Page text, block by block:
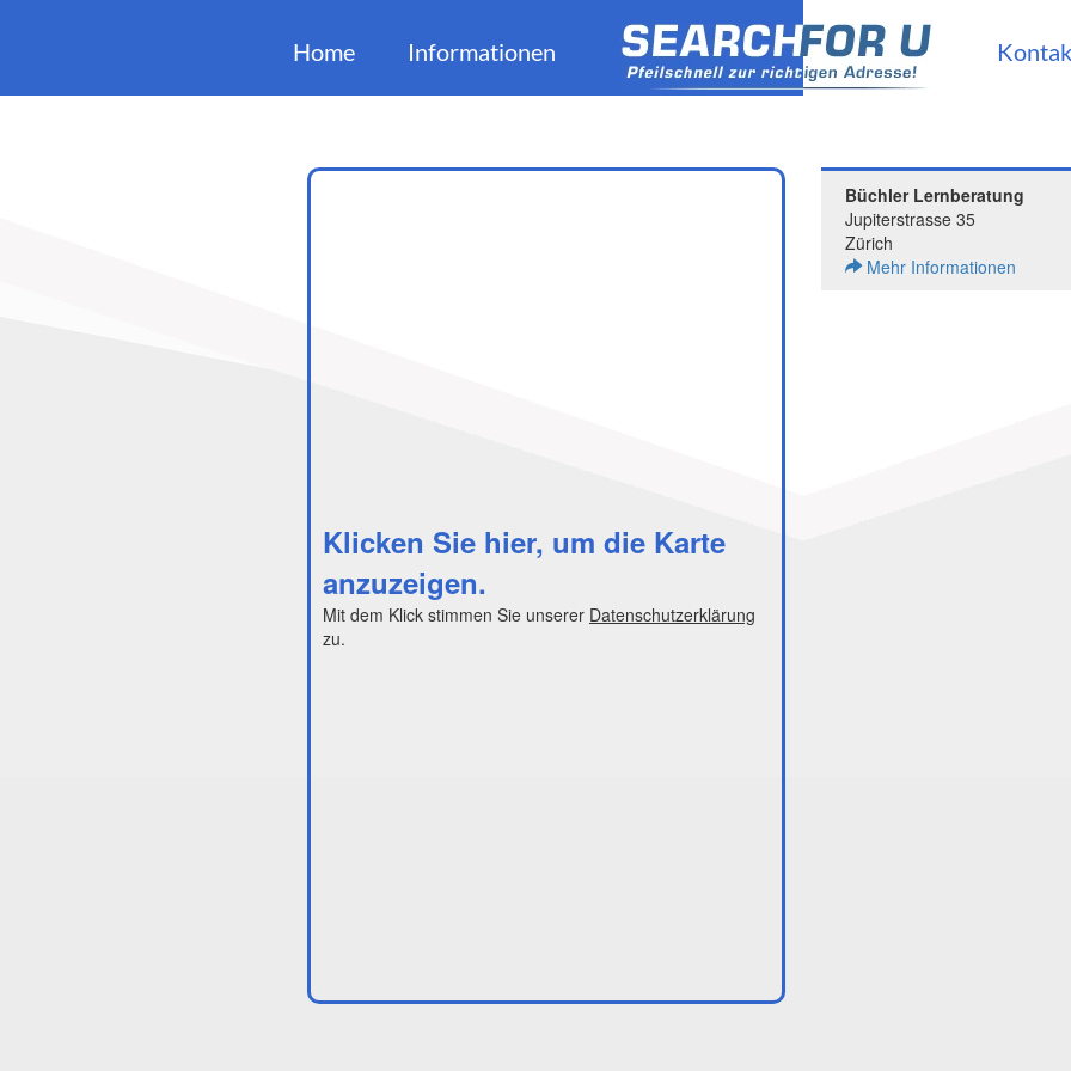
Home Informationen
Klicken Sie hier, um die Karte
anzuzeigen.
Mit dem Klick stimmen Sie unserer Datenschutzerklärung
zu.
Büchler Lernberatung
Jupiterstrasse 35
Zürich
Mehr Informationen